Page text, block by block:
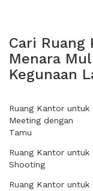
Cari Ruang
Menara
Kegunaan
Ruang Kantor untuk
Meeting dengan
Tamu
Ruang Kantor untuk
Shooting
Ruang Kantor untuk